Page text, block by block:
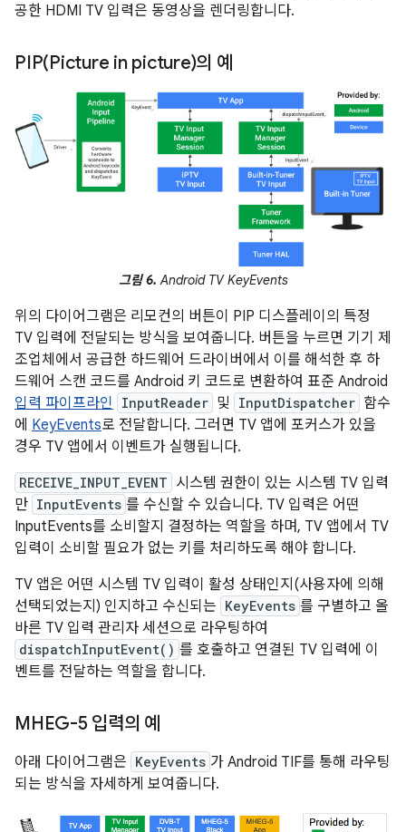
공한 HDMI TV 입력은 동영상을 렌더링합니다.
PIP(Picture in picture)의 예
그림 6. Android TV KeyEvents
위의 다이어그램은 리모컨의 버튼이 PIP 디스플레이의 특정
TV 입력에 전달되는 방식을 보여줍니다. 버튼을 누르면 기기 제
조업체에서 공급한 하드웨어 드라이버에서 이를 해석한 후 하
드웨어 스캔 코드를 Android 키 코드로 변환하여 표준 Android
입력 파이프라인
InputReader 및 InputDispatcher 함수
에 KeyEvents로 전달합니다. 그러면 TV 앱에 포커스가 있을
경우 TV 앱에서 이벤트가 실행됩니다.
RECEIVE_INPUT_EVENT 시스템 권한이 있는 시스템 TV 입력
만 InputEvents 를 수신할 수 있습니다. TV 입력은 어떤
InputEvents를 소비할지 결정하는 역할을 하며, TV 앱에서 TV
입력이 소비할 필요가 없는 키를 처리하도록 해야 합니다.
TV 앱은 어떤 시스템 TV 입력이 활성 상태인지(사용자에 의해
선택되었는지) 인지하고 수신되는 KeyEvents 를 구별하고 올
바른 TV 입력 관리자 세션으로 라우팅하여
dispatchInputEvent() 를 호출하고 연결된 TV 입력에 이
벤트를 전달하는 역할을 합니다.
MHEG-5 입력의 예
아래 다이어그램은 KeyEvents 가 Android TIF를 통해 라우팅
되는 방식을 자세하게 보여줍니다.